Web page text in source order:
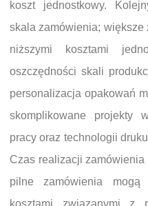
koszt jednostkowy.
skala zamówienia;
niższymi kosztami
oszczędności skali
personalizacja opakowań
skomplikowane projekty
pracy oraz technologii
Czas realizacji
pilne zamówienia
kosztami związanymi z